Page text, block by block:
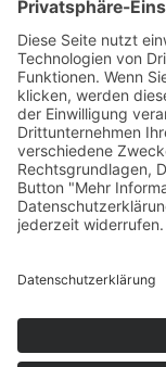
Tekal – Textile
Exklusive
Feuerwerk XXL
Pyrotechnik
© Stadtmühle
und Mühlenprodukte ·
Alle Preise inkl. der
Die